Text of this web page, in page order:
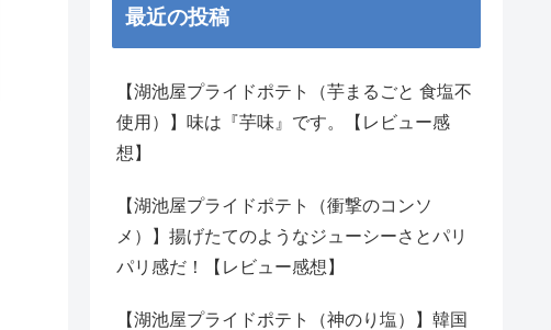
最近の投稿
【湖池屋プライドポテト（芋まるごと 食塩不
使用）】味は『芋味』です。【レビュー感
想】
【湖池屋プライドポテト（衝撃のコンソ
メ）】揚げたてのようなジューシーさとパリ
パリ感だ！【レビュー感想】
【湖池屋プライドポテト（神のり塩）】韓国